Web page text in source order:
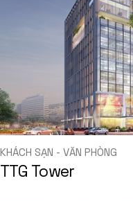
KHÁCH SẠN - VĂN PHÒNG
TTG Tower